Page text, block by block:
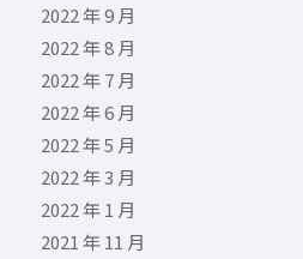
2022 年 9 月
2022 年 8 月
2022 年 7 月
2022 年 6 月
2022 年 5 月
2022 年 3 月
2022 年 1 月
2021 年 11 月